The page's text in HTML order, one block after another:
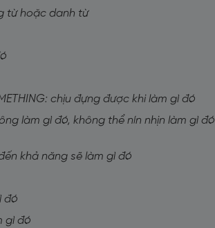
từ hoặc danh từ
chịu đựng được khi làm gì đó
làm gì đó, không thể nín nhịn làm gì đó
khả năng sẽ làm gì đó
đó
gì đó